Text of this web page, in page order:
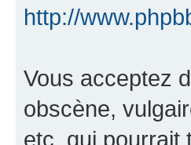
http://
Vous acceptez
obscène,
etc. qui pourrait